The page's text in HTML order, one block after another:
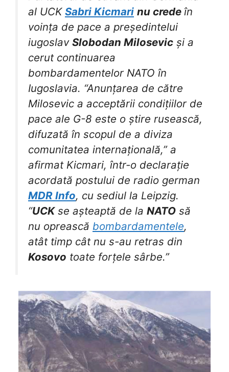
al UCK Sabri Kicmari nu crede în
voința de pace a președintelui
iugoslav Slobodan Milosevic și a
cerut continuarea
bombardamentelor NATO în
Iugoslavia. “Anunțarea de către
Milosevic a acceptării condițiilor de
pace ale G-8 este o știre rusească,
difuzată în scopul de a diviza
comunitatea internațională,” a
afirmat Kicmari, într-o declarație
acordată postului de radio german
MDR Info, cu sediul la Leipzig.
“UCKse așteaptă de la NATO să
nu oprească bombardamentele,
atât timp cât nu s-au retras din
Kosovo toate forțele sârbe.”